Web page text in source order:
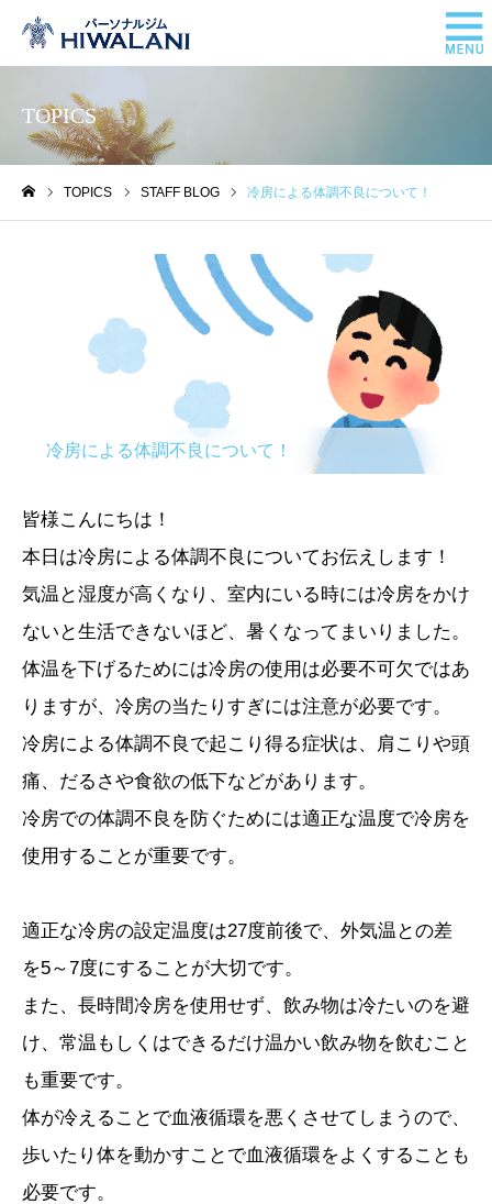
TOPICS
TOPICS STAFF BLOG 冷房による体調不良について！
冷房による体調不良について！
皆様こんにちは！
本日は冷房による体調不良についてお伝えします！
気温と湿度が高くなり、室内にいる時には冷房をかけ
ないと生活できないほど、暑くなってまいりました。
体温を下げるためには冷房の使用は必要不可欠ではあ
りますが、冷房の当たりすぎには注意が必要です。
冷房による体調不良で起こり得る症状は、肩こりや頭
痛、だるさや食欲の低下などがあります。
冷房での体調不良を防ぐためには適正な温度で冷房を
使用することが重要です。
適正な冷房の設定温度は27度前後で、外気温との差
を5～7度にすることが大切です。
また、長時間冷房を使用せず、飲み物は冷たいのを避
け、常温もしくはできるだけ温かい飲み物を飲むこと
も重要です。
体が冷えることで血液循環を悪くさせてしまうので、
歩いたり体を動かすことで血液循環をよくすることも
必要です。